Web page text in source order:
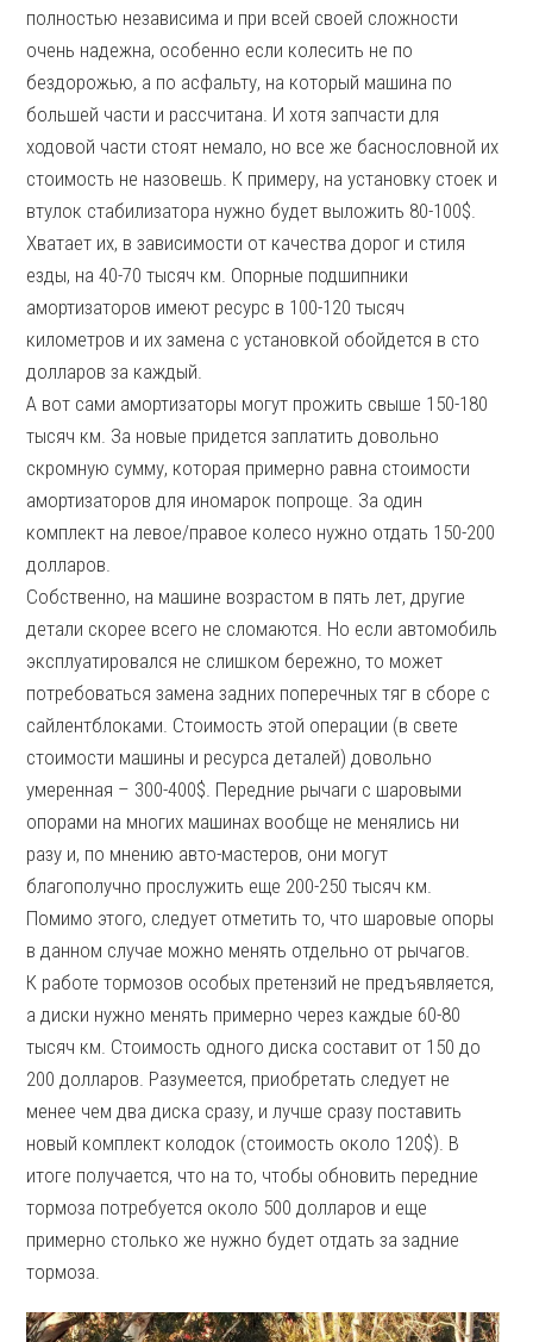
полностью независима и при всей своей сложности
очень надежна, особенно если колесить не по
бездорожью, а по асфальту, на который машина по
большей части и рассчитана. И хотя запчасти для
ходовой части стоят немало, но все же баснословной их
стоимость не назовешь. К примеру, на установку стоек и
втулок стабилизатора нужно будет выложить 80-100$.
Хватает их, в зависимости от качества дорог и стиля
езды, на 40-70 тысяч км. Опорные подшипники
амортизаторов имеют ресурс в 100-120 тысяч
километров и их замена с установкой обойдется в сто
долларов за каждый.
А вот сами амортизаторы могут прожить свыше 150-180
тысяч км. За новые придется заплатить довольно
скромную сумму, которая примерно равна стоимости
амортизаторов для иномарок попроще. За один
комплект на левое/правое колесо нужно отдать 150-200
долларов.
Собственно, на машине возрастом в пять лет, другие
детали скорее всего не сломаются. Но если автомобиль
эксплуатировался не слишком бережно, то может
потребоваться замена задних поперечных тяг в сборе с
сайлентблоками. Стоимость этой операции (в свете
стоимости машины и ресурса деталей) довольно
умеренная – 300-400$. Передние рычаги с шаровыми
опорами на многих машинах вообще не менялись ни
разу и, по мнению авто-мастеров, они могут
благополучно прослужить еще 200-250 тысяч км.
Помимо этого, следует отметить то, что шаровые опоры
в данном случае можно менять отдельно от рычагов.
К работе тормозов особых претензий не предъявляется,
а диски нужно менять примерно через каждые 60-80
тысяч км. Стоимость одного диска составит от 150 до
200 долларов. Разумеется, приобретать следует не
менее чем два диска сразу, и лучше сразу поставить
новый комплект колодок (стоимость около 120$). В
итоге получается, что на то, чтобы обновить передние
тормоза потребуется около 500 долларов и еще
примерно столько же нужно будет отдать за задние
тормоза.